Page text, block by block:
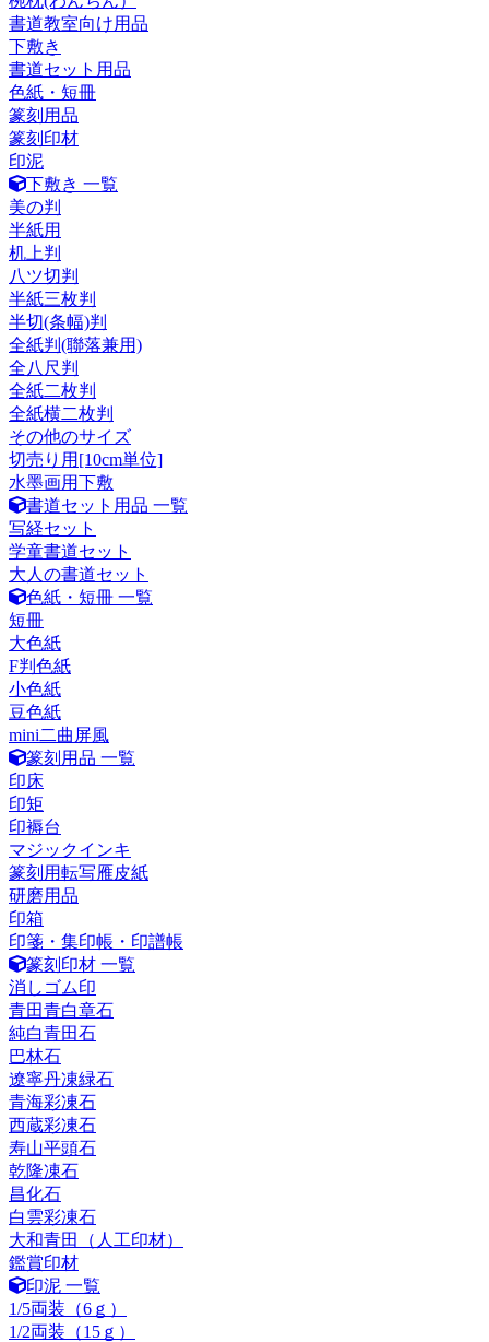
書道教室向け用品
下敷き
書道セット用品
色紙・短冊
篆刻用品
篆刻印材
印泥
下敷き 一覧
美の判
半紙用
机上判
八ツ切判
半紙三枚判
半切(条幅)判
全紙判(聯落兼用)
全八尺判
全紙二枚判
全紙横二枚判
その他のサイズ
切売り用[10cm単位]
水墨画用下敷
書道セット用品 一覧
写経セット
学童書道セット
大人の書道セット
色紙・短冊 一覧
短冊
大色紙
F判色紙
小色紙
豆色紙
mini二曲屏風
篆刻用品 一覧
印床
印矩
印褥台
マジックインキ
篆刻用転写雁皮紙
研磨用品
印箱
印箋・集印帳・印譜帳
篆刻印材 一覧
消しゴム印
青田青白章石
純白青田石
巴林石
遼寧丹凍緑石
青海彩凍石
西蔵彩凍石
寿山平頭石
乾隆凍石
昌化石
白雲彩凍石
大和青田（人工印材）
鑑賞印材
印泥 一覧
1/5両装（6ｇ）
1/2両装（15ｇ）